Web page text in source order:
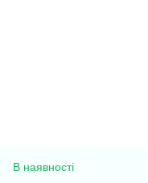
В наявності